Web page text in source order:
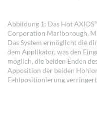
Abbildung 1: Das Hot
Corporation Marlborough,
Das System ermöglicht die
dem Applikator, was den
möglich, die beiden Enden
Apposition der beiden
Fehlpositionierung verringert